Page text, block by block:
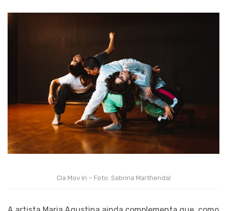
Cia Mov In – Foto: Sabrina Marthendal